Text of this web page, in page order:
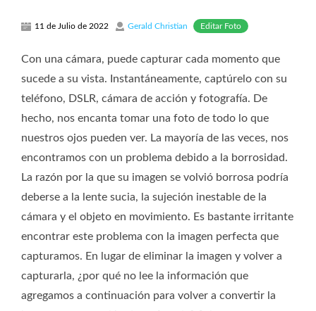
11 de Julio de 2022 Gerald Christian Editar Foto
Con una cámara, puede capturar cada momento que
sucede a su vista. Instantáneamente, captúrelo con su
teléfono, DSLR, cámara de acción y fotografía. De
hecho, nos encanta tomar una foto de todo lo que
nuestros ojos pueden ver. La mayoría de las veces, nos
encontramos con un problema debido a la borrosidad.
La razón por la que su imagen se volvió borrosa podría
deberse a la lente sucia, la sujeción inestable de la
cámara y el objeto en movimiento. Es bastante irritante
encontrar este problema con la imagen perfecta que
capturamos. En lugar de eliminar la imagen y volver a
capturarla, ¿por qué no lee la información que
agregamos a continuación para volver a convertir la